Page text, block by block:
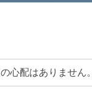
心配はありません。